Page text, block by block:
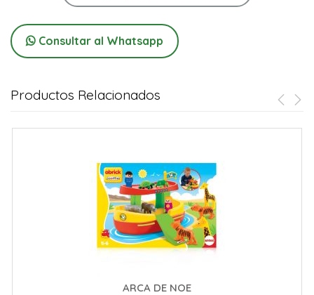
Consultar al Whatsapp
Productos Relacionados
ARCA DE NOE